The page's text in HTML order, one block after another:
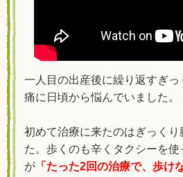
一人目の出産後に繰り返すぎ
痛に日頃から悩んでいました。
初めて治療に来たのはぎっくり
た。歩くのも辛くタクシーを
が 「たった2回の治療で、歩け